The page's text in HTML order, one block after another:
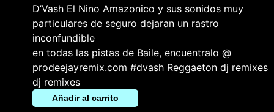
D’Vash El Nino Amazonico y sus sonidos muy
particulares de seguro dejaran un rastro
inconfundible
en todas las pistas de Baile, encuentralo @
prodeejayremix.com #dvash Reggaeton dj remixes
dj remixes
Añadir al carrito